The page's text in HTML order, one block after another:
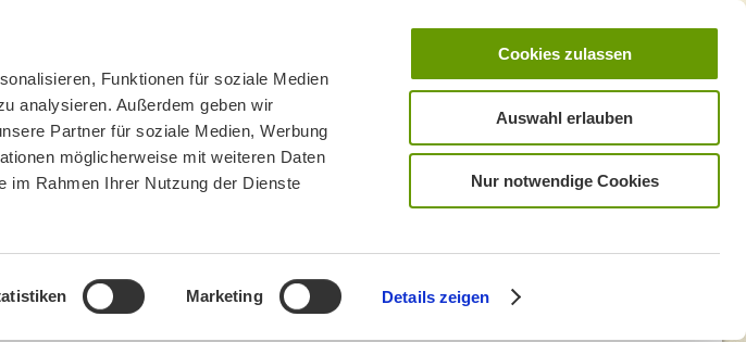
Funktionen für soziale Medien
analysieren. Außerdem geben wir
Partner für soziale Medien, Werbung
möglicherweise mit weiteren Daten
im Rahmen Ihrer Nutzung der Dienste
Marketing Details zeigen
Cookies zulassen
Auswahl erlauben
Nur notwendige Cookies
SPENDEN
Schritte folgen müssen » 20230301_bn_zu_gruenflaechenbegehren_weitere_schritte_noetig_0